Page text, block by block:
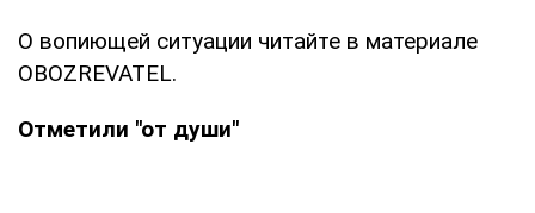
О вопиющей ситуации читайте в материале
OBOZREVATEL.
Отметили "от души"